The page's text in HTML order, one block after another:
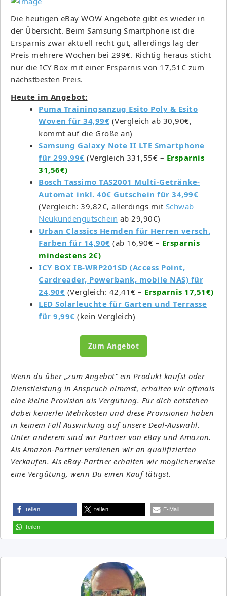
Die heutigen eBay WOW Angebote gibt es wieder in
der Übersicht. Beim Samsung Smartphone ist die
Ersparnis zwar aktuell recht gut, allerdings lag der
Preis mehrere Wochen bei 299€. Richtig heraus sticht
nur die ICY Box mit einer Ersparnis von 17,51€ zum
nächstbesten Preis.
Heute im Angebot:
Puma Trainingsanzug Esito Poly & Esito
Woven für 34,99€ (Vergleich ab 30,90€,
kommt auf die Größe an)
Samsung Galaxy Note II LTE Smartphone
für 299,99€ (Vergleich 331,55€ – Ersparnis
31,56€)
Bosch Tassimo TAS2001 Multi-Getränke-
Automat inkl. 40€ Gutschein für 34,99€
(Vergleich: 39,82€, allerdings mit Schwab
Neukundengutschein ab 29,90€)
Urban Classics Hemden für Herren versch.
Farben für 14,90€ (ab 16,90€ – Ersparnis
mindestens 2€)
ICY BOX IB-WRP201SD (Access Point,
Cardreader, Powerbank, mobile NAS) für
24,90€ (Vergleich: 42,41€ – Ersparnis 17,51€)
LED Solarleuchte für Garten und Terrasse
für 9,99€ (kein Vergleich)
Zum Angebot
Wenn du über „zum Angebot“ ein Produkt kaufst oder
Dienstleistung in Anspruch nimmst, erhalten wir oftmals
eine kleine Provision als Vergütung. Für dich entstehen
dabei keinerlei Mehrkosten und diese Provisionen haben
in keinem Fall Auswirkung auf unsere Deal-Auswahl.
Unter anderem sind wir Partner von eBay und Amazon.
Als Amazon-Partner verdienen wir an qualifizierten
Verkäufen. Als eBay-Partner erhalten wir möglicherweise
eine Vergütung, wenn Du einen Kauf tätigst.
teilen teilen E-Mail
teilen